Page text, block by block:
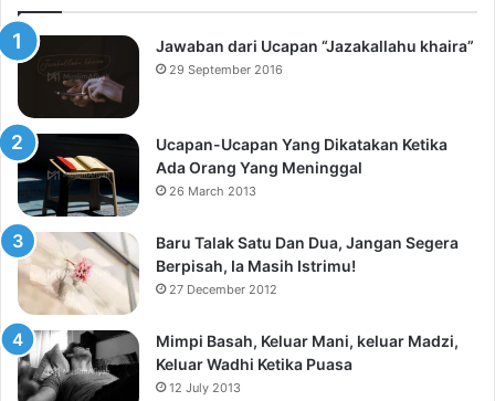
Jawaban dari Ucapan “Jazakallahu khaira”
29 September 2016
Ucapan-Ucapan Yang Dikatakan Ketika
Ada Orang Yang Meninggal
26 March 2013
Baru Talak Satu Dan Dua, Jangan Segera
Berpisah, Ia Masih Istrimu!
27 December 2012
Mimpi Basah, Keluar Mani, keluar Madzi,
Keluar Wadhi Ketika Puasa
12 July 2013